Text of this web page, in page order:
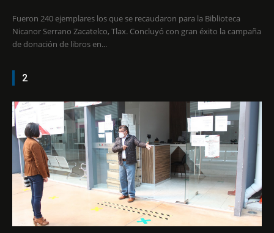
Fueron 240 ejemplares los que se recaudaron para la Biblioteca
Nicanor Serrano Zacatelco, Tlax. Concluyó con gran éxito la campaña
de donación de libros en...
2